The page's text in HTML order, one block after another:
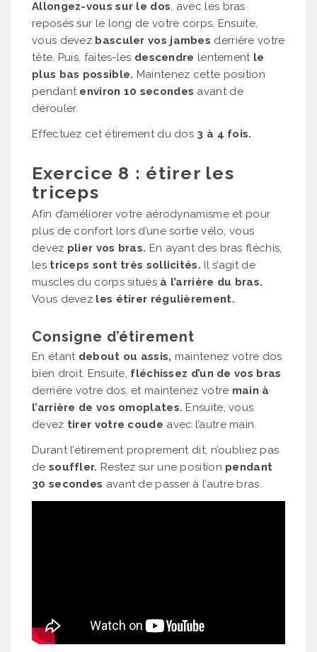
Allongez-vous sur le dos, avec les bras
reposés sur le long de votre corps. Ensuite,
vous devez basculer vos jambes derrière votre
tête. Puis, faites-les descendre lentement le
plus bas possible. Maintenez cette position
pendant environ 10 secondes avant de
dérouler.
Effectuez cet étirement du dos 3 à 4 fois.
Exercice 8 : étirer les
triceps
Afin d’améliorer votre aérodynamisme et pour
plus de confort lors d’une sortie vélo, vous
devez plier vos bras. En ayant des bras fléchis,
les triceps sont très sollicités. Il s’agit de
muscles du corps situés à l’arrière du bras.
Vous devez les étirer régulièrement.
Consigne d’étirement
En étant debout ou assis, maintenez votre dos
bien droit. Ensuite, fléchissez d’un de vos bras
derrière votre dos, et maintenez votre main à
l’arrière de vos omoplates. Ensuite, vous
devez tirer votre coude avec l’autre main.
Durant l’étirement proprement dit, n’oubliez pas
de souffler. Restez sur une position pendant
30 secondes avant de passer à l’autre bras.